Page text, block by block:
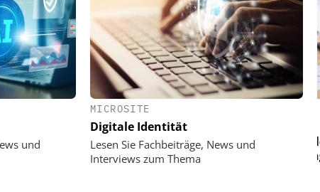
und
MICROSITE
Digitale Identität
Lesen Sie Fachbeiträge, News und
Interviews zum Thema
AG
im
Von digitaler
Steuerung
Digitalisierung im
Personalmanagement: Von digitaler
Ordnung zur KI-fähigen Steuerung